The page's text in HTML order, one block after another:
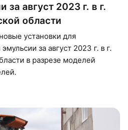
за август 2023 г. в г.
области
установки для
за август 2023 г. в г.
в разрезе моделей